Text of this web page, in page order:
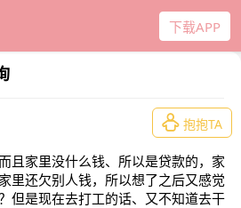
下载APP
 抱抱TA
且家里没什么钱、所以是贷款的，家
里还欠别人钱，所以想了之后又感觉
但是现在去打工的话、又不知道去干